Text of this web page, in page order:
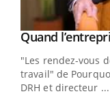
Youtube
Quand
"Les rendez-vous
travail" de
DRH et directeur ...